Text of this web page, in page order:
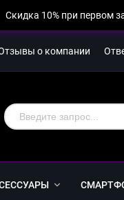
Скидка 10% при первом
о компании